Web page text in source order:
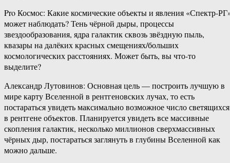
Pro Космос: Какие космические объекты и явления «Спектр-
может наблюдать? Тень чёрной дыры, процессы
звездообразования, ядра галактик сквозь звёздную пыль,
квазары на далёких красных смещениях/больших
космологических расстояниях. Может быть, вы что-то
выделите?
Александр Лутовинов: Основная цель — построить лучшую в
мире карту Вселенной в рентгеновских лучах, то есть
постараться увидеть максимально возможное число светящихся
в рентгене объектов. Планируется увидеть все массивные
скопления галактик, несколько миллионов сверхмассивных
чёрных дыр, постараться заглянуть в глубины Вселенной как
можно дальше.